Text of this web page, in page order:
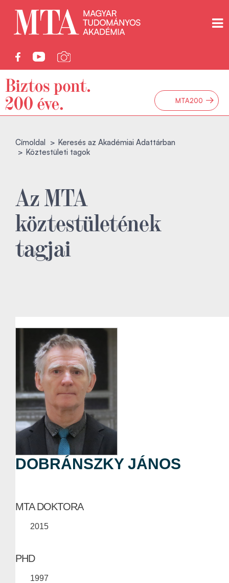
MTA200 →
Címoldal
Keresés az Akadémiai Adattárban
Köztestületi tagok
Az MTA
köztestületének
tagjai
DOBRÁNSZKY JÁNOS
MTA DOKTORA
2015
PHD
1997